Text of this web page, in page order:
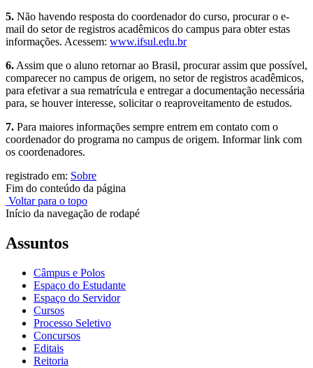
5. Não havendo resposta do coordenador do curso, procurar o e-
mail do setor de registros acadêmicos do campus para obter estas
informações. Acessem: www.ifsul.edu.br
6. Assim que o aluno retornar ao Brasil, procurar assim que possível,
comparecer no campus de origem, no setor de registros acadêmicos,
para efetivar a sua rematrícula e entregar a documentação necessária
para, se houver interesse, solicitar o reaproveitamento de estudos.
7. Para maiores informações sempre entrem em contato com o
coordenador do programa no campus de origem. Informar link com
os coordenadores.
registrado em: Sobre
Fim do conteúdo da página
Voltar para o topo
Início da navegação de rodapé
Assuntos
Câmpus e Polos
Espaço do Estudante
Espaço do Servidor
Cursos
Processo Seletivo
Concursos
Editais
Reitoria